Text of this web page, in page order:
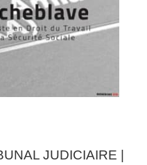
JUDICIAIRE |